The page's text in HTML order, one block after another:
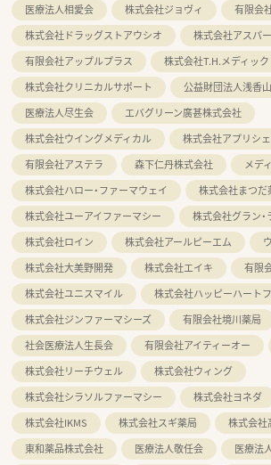
医療法人相愛会
株式会社ジョヴィ
有限会
株式会社ドラッグストアウシオ
株式会社アスパ
有限会社アップルプラス
株式会社T.H.メディック
株式会社クリニカルサポート
公益財団法人浅香
医療法人尽生会
エバグリーン廣甚株式会社
株式会社ウイングメディカル
株式会社アプリシ
有限会社アステラ
森下仁丹株式会社
メデ
株式会社ハロー・ファーマウェイ
株式会社まつだ
株式会社ユーアイファーマシー
株式会社グラン・
株式会社ロイン
株式会社アールピーエム
株式会社大美野開発
株式会社エイキ
有限
株式会社ユニスマイル
株式会社ハッピーハート
株式会社ジンファーマシーズ
有限会社境川薬局
社会医療法人生長会
有限会社アイティーオー
株式会社リーチウェル
株式会社ウィング
株式会社シラソルファーマシー
株式会社ヨネダ
株式会社IKMS
株式会社スギ薬局
株式会社
東和薬品株式会社
医療法人敬任会
医療法